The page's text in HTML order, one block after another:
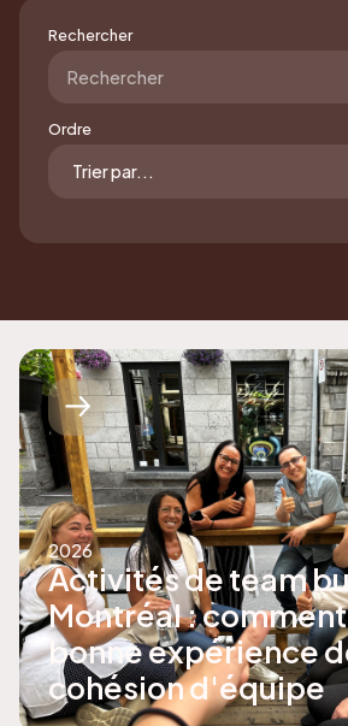
Rechercher
Ordre
2026
Activités de team
Montréal :
bonne expérience
cohésion d'équipe